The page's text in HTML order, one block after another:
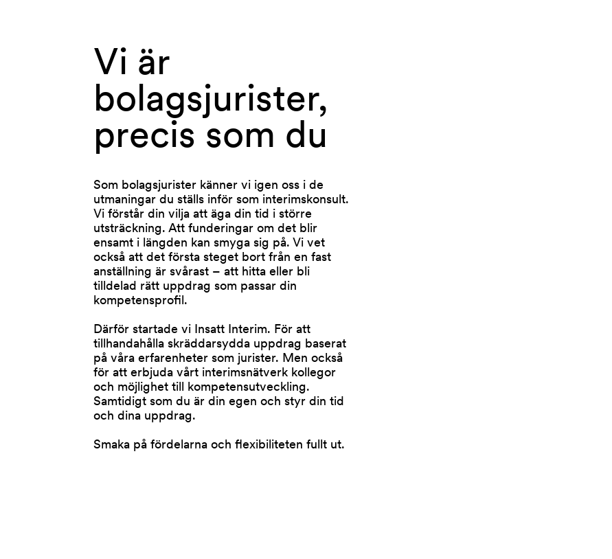
Vi är
bolagsjurister,
precis som du
Som bolagsjurister känner vi igen oss i de
utmaningar du ställs inför som interimskonsult.
Vi förstår din vilja att äga din tid i större
utsträckning. Att funderingar om det blir
ensamt i längden kan smyga sig på. Vi vet
också att det första steget bort från en fast
anställning är svårast – att hitta eller bli
tilldelad rätt uppdrag som passar din
kompetensprofil.
Därför startade vi Insatt Interim. För att
tillhandahålla skräddarsydda uppdrag baserat
på våra erfarenheter som jurister. Men också
för att erbjuda vårt interimsnätverk kollegor
och möjlighet till kompetensutveckling.
Samtidigt som du är din egen och styr din tid
och dina uppdrag.
Smaka på fördelarna och flexibiliteten fullt ut.